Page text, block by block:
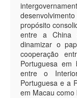
propósito
entre a China
dinamizar o
cooperação
Portuguesa em
entre o
Portuguesa e a
em Macau